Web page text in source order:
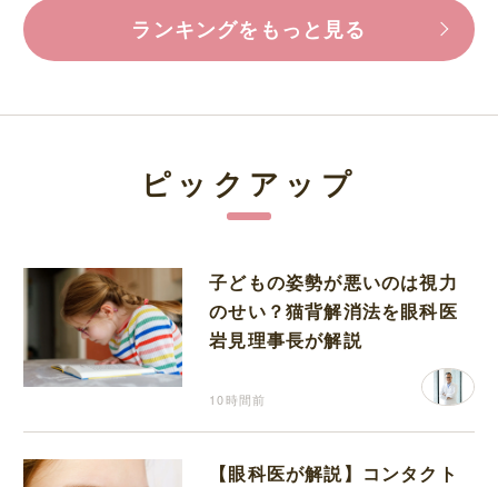
ランキングをもっと見る
ピックアップ
子どもの姿勢が悪いのは視力
のせい？猫背解消法を眼科医
岩見理事長が解説
10時間前
【眼科医が解説】コンタクト